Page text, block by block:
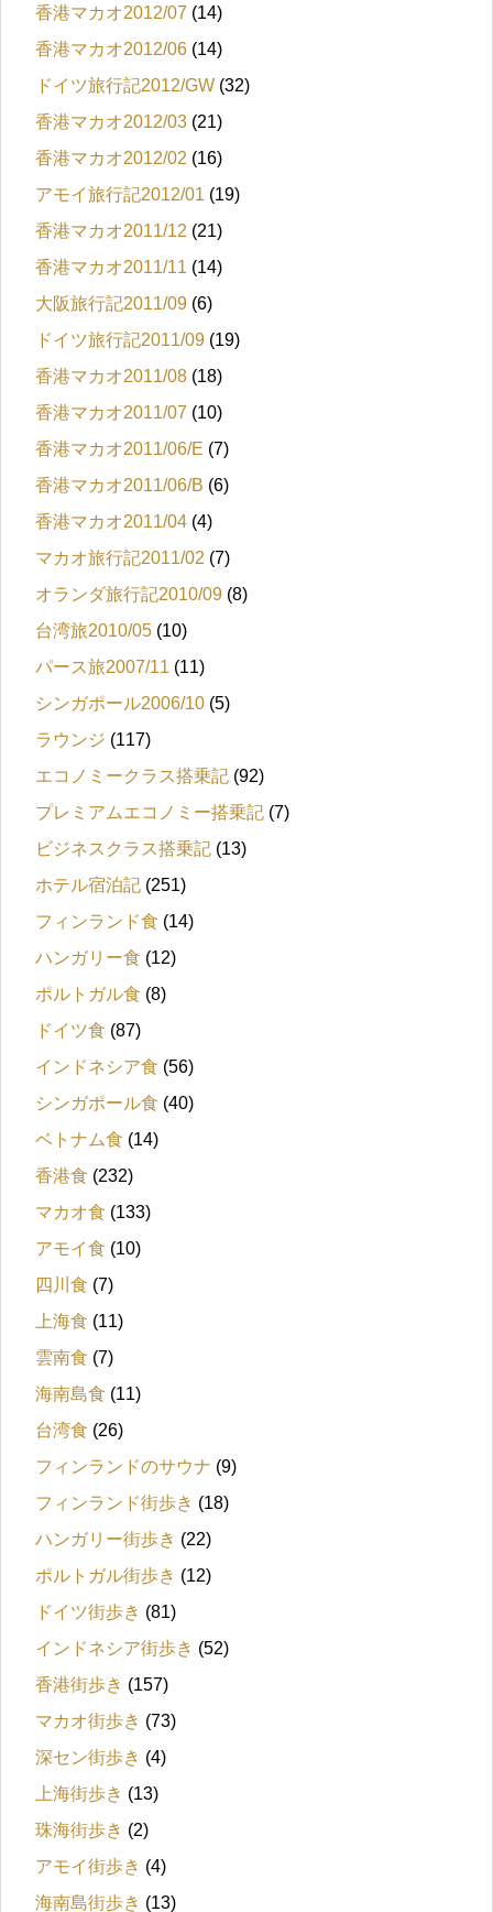
香港マカオ2012/07 (14)
香港マカオ2012/06 (14)
ドイツ旅行記2012/GW (32)
香港マカオ2012/03 (21)
香港マカオ2012/02 (16)
アモイ旅行記2012/01 (19)
香港マカオ2011/12 (21)
香港マカオ2011/11 (14)
大阪旅行記2011/09 (6)
ドイツ旅行記2011/09 (19)
香港マカオ2011/08 (18)
香港マカオ2011/07 (10)
香港マカオ2011/06/E (7)
香港マカオ2011/06/B (6)
香港マカオ2011/04 (4)
マカオ旅行記2011/02 (7)
オランダ旅行記2010/09 (8)
台湾旅2010/05 (10)
パース旅2007/11 (11)
シンガポール2006/10 (5)
ラウンジ (117)
エコノミークラス搭乗記 (92)
プレミアムエコノミー搭乗記 (7)
ビジネスクラス搭乗記 (13)
ホテル宿泊記 (251)
フィンランド食 (14)
ハンガリー食 (12)
ポルトガル食 (8)
ドイツ食 (87)
インドネシア食 (56)
シンガポール食 (40)
ベトナム食 (14)
香港食 (232)
マカオ食 (133)
アモイ食 (10)
四川食 (7)
上海食 (11)
雲南食 (7)
海南島食 (11)
台湾食 (26)
フィンランドのサウナ (9)
フィンランド街歩き (18)
ハンガリー街歩き (22)
ポルトガル街歩き (12)
ドイツ街歩き (81)
インドネシア街歩き (52)
香港街歩き (157)
マカオ街歩き (73)
深セン街歩き (4)
上海街歩き (13)
珠海街歩き (2)
アモイ街歩き (4)
海南島街歩き (13)